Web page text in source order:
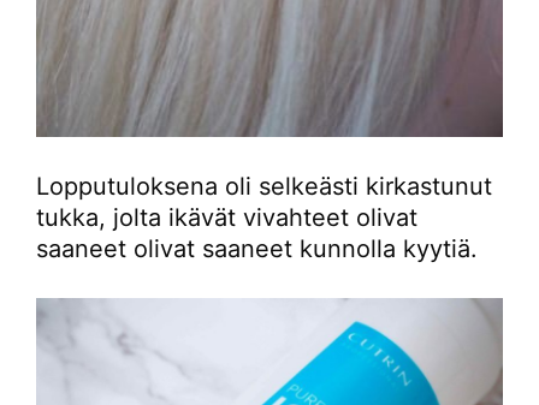
Lopputuloksena oli selkeästi kirkastunut
tukka, jolta ikävät vivahteet olivat
saaneet olivat saaneet kunnolla kyytiä.